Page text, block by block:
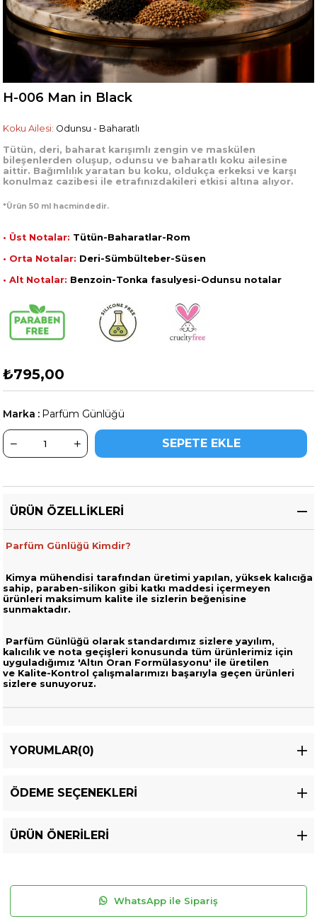
H-006 Man in Black
Koku Ailesi: Odunsu - Baharatlı
Tütün, deri, baharat karışımlı zengin ve maskülen
bileşenlerden oluşup, odunsu ve baharatlı koku ailesine
aittir. Bağımlılık yaratan bu koku, oldukça erkeksi ve karşı
konulmaz cazibesi ile etrafınızdakileri etkisi altına alıyor.
*Ürün 50 ml hacmindedir.
• Üst Notalar: Tütün-Baharatlar-Rom
• Orta Notalar: Deri-Sümbülteber-Süsen
• Alt Notalar: Benzoin-Tonka fasulyesi-Odunsu notalar
₺795,00
Marka : Parfüm Günlüğü
ÜRÜN ÖZELLIKLERI
Parfüm Günlüğü Kimdir?
Kimya mühendisi tarafından üretimi yapılan, yüksek kalıcığa
sahip, paraben-silikon gibi katkı maddesi içermeyen
ürünleri maksimum kalite ile sizlerin beğenisine
sunmaktadır.
Parfüm Günlüğü olarak standardımız sizlere yayılım,
kalıcılık ve nota geçişleri konusunda tüm ürünlerimiz için
uyguladığımız 'Altın Oran Formülasyonu' ile üretilen
ve Kalite-Kontrol çalışmalarımızı başarıyla geçen ürünleri
sizlere sunuyoruz.
YORUMLAR(0)
ÖDEME SEÇENEKLERI
ÜRÜN ÖNERILERI
WhatsApp ile Sipariş